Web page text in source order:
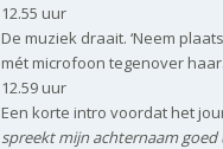
12.55 uur
De muziek draait. ‘Neem
mét microfoon tegenover
12.59 uur
Een korte intro voordat het
spreekt mijn achternaam goed